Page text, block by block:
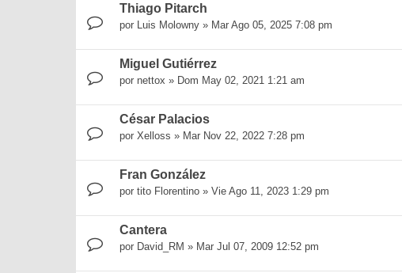
Thiago Pitarch
por Luis Molowny » Mar Ago 05, 2025 7:08 pm
Miguel Gutiérrez
por nettox » Dom May 02, 2021 1:21 am
César Palacios
por Xelloss » Mar Nov 22, 2022 7:28 pm
Fran González
por tito Florentino » Vie Ago 11, 2023 1:29 pm
Cantera
por David_RM » Mar Jul 07, 2009 12:52 pm